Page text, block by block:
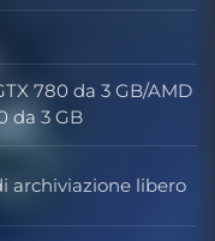
780 da 3 GB/AMD
da 3 GB
archiviazione libero